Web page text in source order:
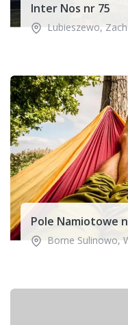
Inter Nos nr 75
Lubieszewo,
Pole Namiotowe
Borne Sulinowo,